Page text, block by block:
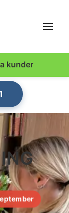
kunder